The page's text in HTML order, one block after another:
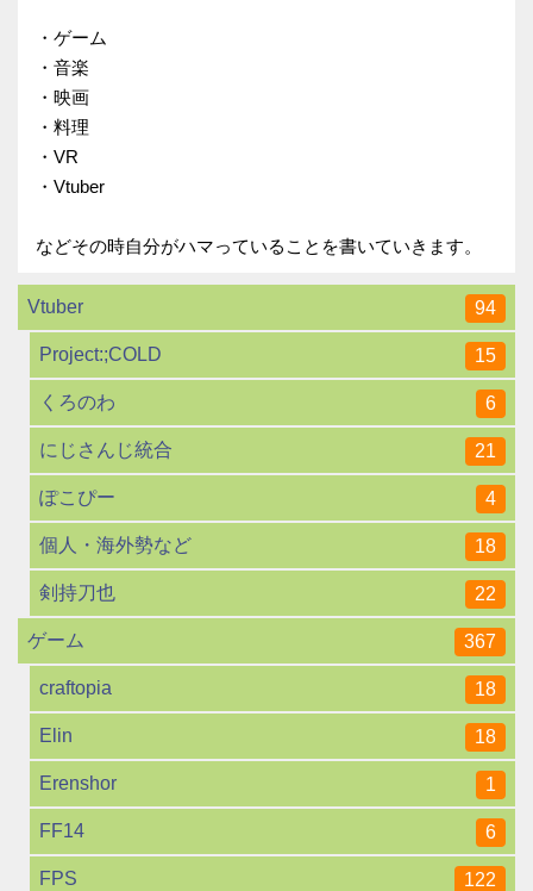
・ゲーム
・音楽
・映画
・料理
・VR
・Vtuber
などその時自分がハマっていることを書いていきます。
Vtuber 94
Project:;COLD 15
くろのわ 6
にじさんじ統合 21
ぽこぴー 4
個人・海外勢など 18
剣持刀也 22
ゲーム 367
craftopia 18
Elin 18
Erenshor 1
FF14 6
FPS 122